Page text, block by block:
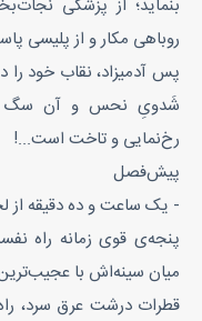
بنماید؛ از پزشکی
روباهی مکار و از پلیسی
پس آدمیزاد، نقاب خود را
شَدویِ نحس و آن سگ
رخ‌نمایی و تاخت است...!
پیش‌فصل
- یک ساعت و ده دقیقه از
پنجه‌ی قوی زمانه راه
میان سینه‌اش با
قطرات درشت عرق سرد،